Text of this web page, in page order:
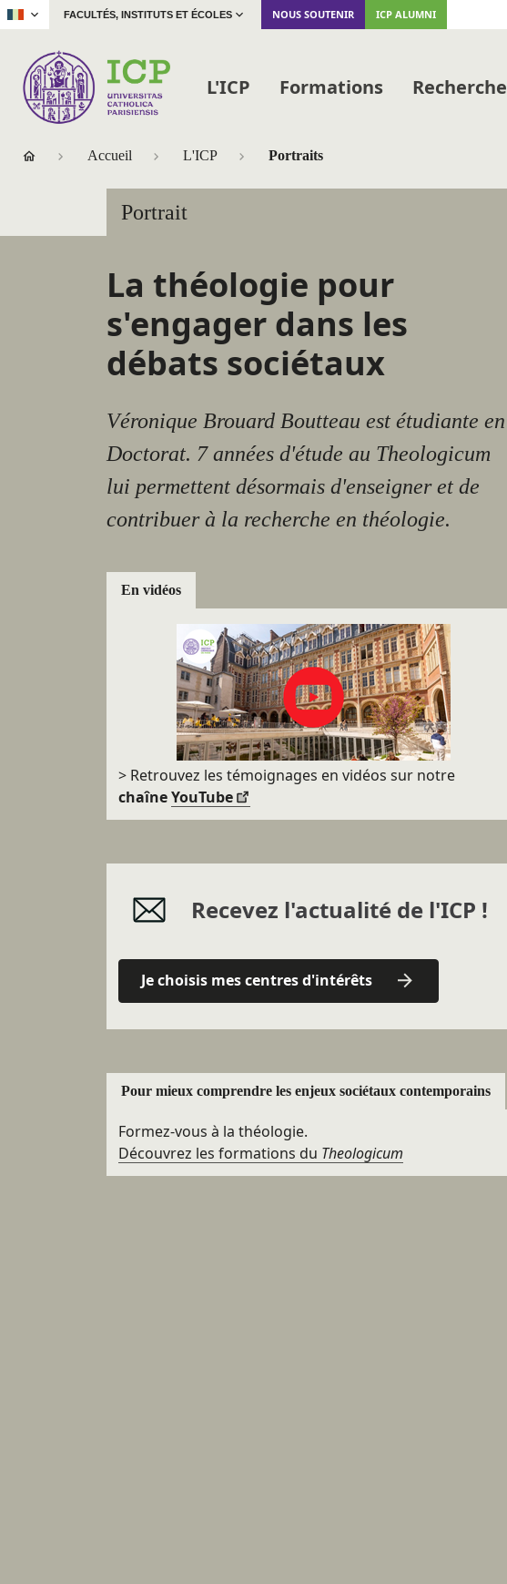
| FACULTÉS, INSTITUTS ET ÉCOLES NOUS SOUTENIR ICP ALUMNI
L'ICP Formations Recherche
Accueil L'ICP Portraits
Portrait
La théologie pour
s'engager dans les
débats sociétaux
Véronique Brouard Boutteau est étudiante en
Doctorat. 7 années d'étude au Theologicum
lui permettent désormais d'enseigner et de
contribuer à la recherche en théologie.
En vidéos
> Retrouvez les témoignages en vidéos sur notre
chaîneYouTube
Recevez l'actualité de l'ICP !
Je choisis mes centres d'intérêts
Pour mieux comprendre les enjeux sociétaux contemporains
Formez-vous à la théologie.
Découvrez les formations du Theologicum